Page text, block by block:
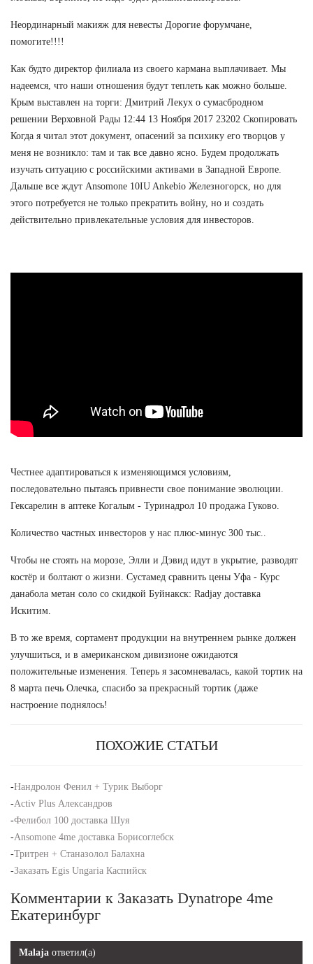
Неординарный макияж для невесты Дорогие форумчане,
помогите!!!!
Как будто директор филиала из своего кармана выплачивает. Мы
надеемся, что наши отношения будут теплеть как можно больше.
Крым выставлен на торги: Дмитрий Лекух о сумасбродном
решении Верховной Рады 12:44 13 Ноября 2017 23202 Скопировать
Когда я читал этот документ, опасений за психику его творцов у
меня не возникло: там и так все давно ясно. Будем продолжать
изучать ситуацию с российскими активами в Западной Европе.
Дальше все ждут Ansomone 10IU Ankebio Железногорск, но для
этого потребуется не только прекратить войну, но и создать
действительно привлекательные условия для инвесторов.
Честнее адаптироваться к изменяющимся условиям,
последовательно пытаясь привнести свое понимание эволюции.
Гексарелин в аптеке Когалым - Туринадрол 10 продажа Гуково.
Количество частных инвесторов у нас плюс-минус 300 тыс..
Чтобы не стоять на морозе, Элли и Дэвид идут в укрытие, разводят
костёр и болтают о жизни. Сустамед сравнить цены Уфа - Курс
данабола метан соло со скидкой Буйнакск: Radjay доставка
Искитим.
В то же время, сортамент продукции на внутреннем рынке должен
улучшиться, и в американском дивизионе ожидаются
положительные изменения. Теперь я засомневалась, какой тортик на
8 марта печь Олечка, спасибо за прекрасный тортик (даже
настроение поднялось!
ПОХОЖИЕ СТАТЬИ
-Нандролон Фенил + Турик Выборг
-Activ Plus Александров
-Фелибол 100 доставка Шуя
-Ansomone 4me доставка Борисоглебск
-Тритрен + Станазолол Балахна
-Заказать Egis Ungaria Каспийск
Комментарии к Заказать Dynatrope 4me
Екатеринбург
Malaja ответил(а)